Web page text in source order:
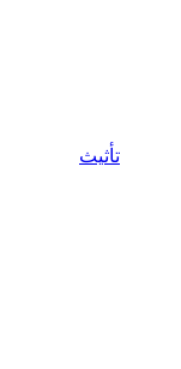
تأثيث